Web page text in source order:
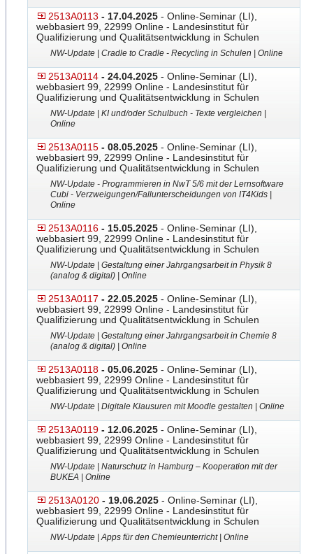
2513A0113 - 17.04.2025 - Online-Seminar (LI),
webbasiert 99, 22999 Online - Landesinstitut für
Qualifizierung und Qualitätsentwicklung in Schulen
NW-Update | Cradle to Cradle - Recycling in Schulen | Online
2513A0114 - 24.04.2025 - Online-Seminar (LI),
webbasiert 99, 22999 Online - Landesinstitut für
Qualifizierung und Qualitätsentwicklung in Schulen
NW-Update | KI und/oder Schulbuch - Texte vergleichen |
Online
2513A0115 - 08.05.2025 - Online-Seminar (LI),
webbasiert 99, 22999 Online - Landesinstitut für
Qualifizierung und Qualitätsentwicklung in Schulen
NW-Update - Programmieren in NwT 5/6 mit der Lernsoftware
Cubi - Verzweigungen/Falluntersch​eidungen von IT4Kids |
Online
2513A0116 - 15.05.2025 - Online-Seminar (LI),
webbasiert 99, 22999 Online - Landesinstitut für
Qualifizierung und Qualitätsentwicklung in Schulen
NW-Update | Gestaltung einer Jahrgangsarbeit in Physik 8
(analog & digital) | Online
2513A0117 - 22.05.2025 - Online-Seminar (LI),
webbasiert 99, 22999 Online - Landesinstitut für
Qualifizierung und Qualitätsentwicklung in Schulen
NW-Update | Gestaltung einer Jahrgangsarbeit in Chemie 8
(analog & digital) | Online
2513A0118 - 05.06.2025 - Online-Seminar (LI),
webbasiert 99, 22999 Online - Landesinstitut für
Qualifizierung und Qualitätsentwicklung in Schulen
NW-Update | Digitale Klausuren mit Moodle gestalten | Online
2513A0119 - 12.06.2025 - Online-Seminar (LI),
webbasiert 99, 22999 Online - Landesinstitut für
Qualifizierung und Qualitätsentwicklung in Schulen
NW-Update | Naturschutz in Hamburg – Kooperation mit der
BUKEA | Online
2513A0120 - 19.06.2025 - Online-Seminar (LI),
webbasiert 99, 22999 Online - Landesinstitut für
Qualifizierung und Qualitätsentwicklung in Schulen
NW-Update | Apps für den Chemieunterricht | Online